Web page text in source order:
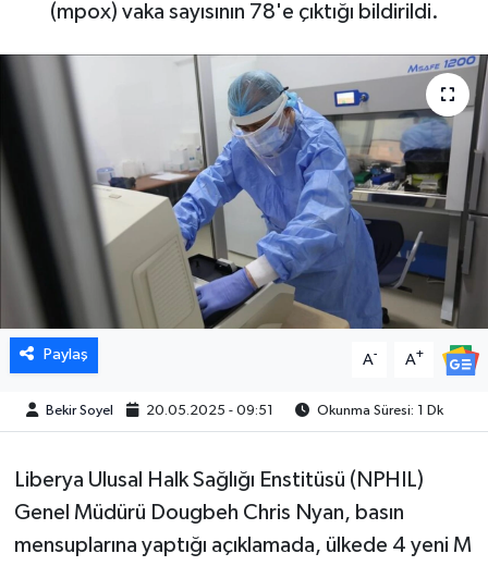
(mpox) vaka sayısının 78'e çıktığı bildirildi.
Paylaş A- A+
Bekir Soyel 20.05.2025 - 09:51 Okunma Süresi: 1 Dk
Liberya Ulusal Halk Sağlığı Enstitüsü (NPHIL)
Genel Müdürü Dougbeh Chris Nyan, basın
mensuplarına yaptığı açıklamada, ülkede 4 yeni M